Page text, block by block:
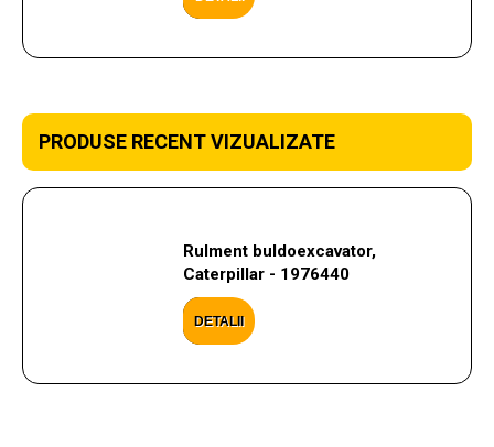
PRODUSE RECENT VIZUALIZATE
Rulment buldoexcavator,
Caterpillar - 1976440
DETALII